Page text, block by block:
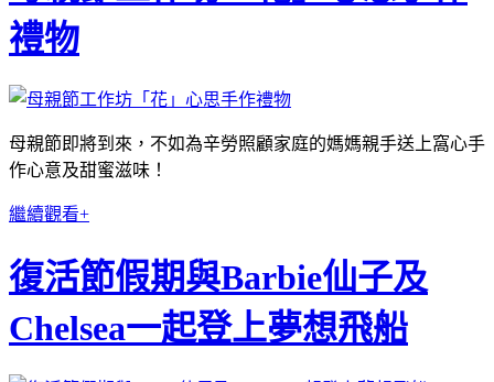
禮物
母親節即將到來，不如為辛勞照顧家庭的媽媽親手送上窩心手
作心意及甜蜜滋味！
繼續觀看+
復活節假期與Barbie仙子及
Chelsea一起登上夢想飛船